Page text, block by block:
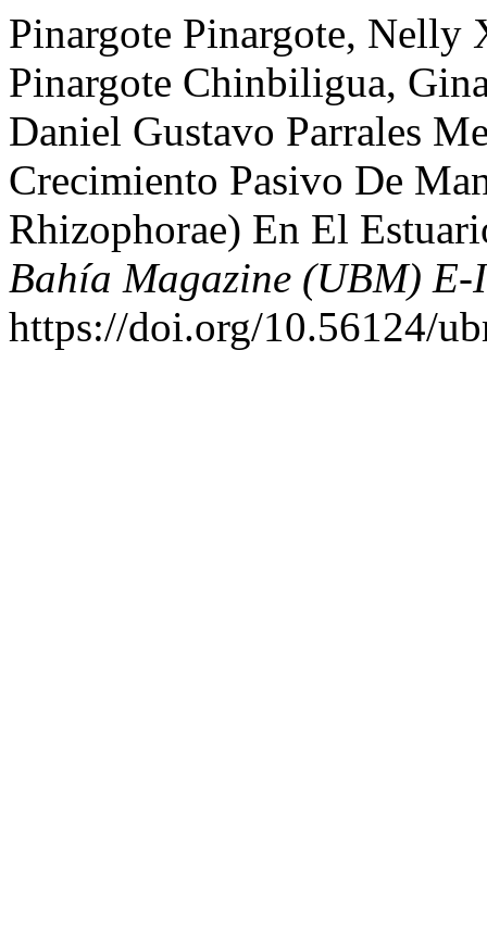
Pinargote Pinargote, Nelly
Pinargote Chinbiligua,
Daniel Gustavo Parrales
Crecimiento Pasivo De
Rhizophorae) En El
Bahía Magazine (UBM) E-
https://doi.org/10.56124/